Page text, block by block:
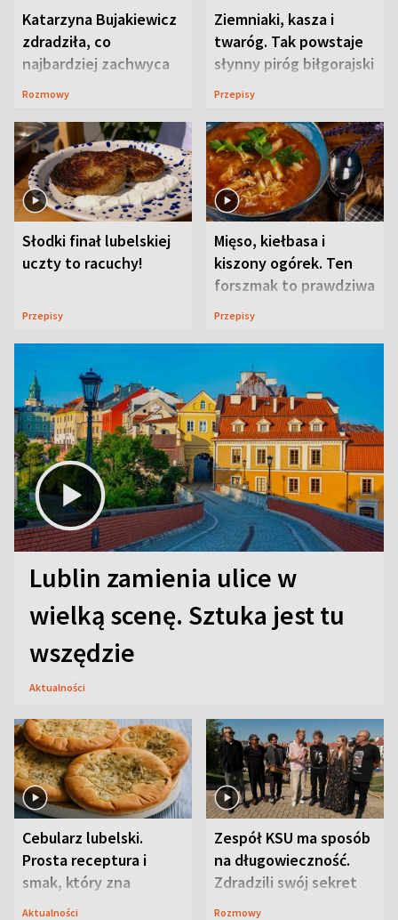
Katarzyna Bujakiewicz
zdradziła, co
najbardziej zachwyca
ją w Lublinie
Rozmowy
Ziemniaki, kasza i
twaróg. Tak powstaje
słynny piróg biłgorajski
Przepisy
Słodki finał lubelskiej
uczty to racuchy!
Przepisy
Mięso, kiełbasa i
kiszony ogórek. Ten
forszmak to prawdziwa
uczta
Przepisy
Lublin zamienia ulice w
wielką scenę. Sztuka jest tu
wszędzie
Aktualności
Cebularz lubelski.
Prosta receptura i
smak, który zna
Lubelszczyzna
Aktualności
Zespół KSU ma sposób
na długowieczność.
Zdradzili swój sekret
Rozmowy